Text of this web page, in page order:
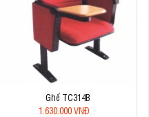
Ghế TC314B
1.630.000 VNĐ